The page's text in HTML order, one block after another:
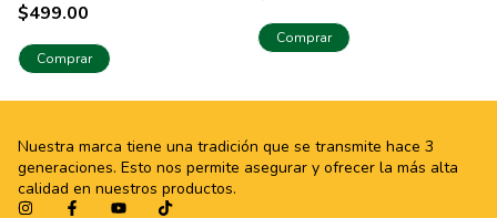
$499.00
Comprar
Nuestra marca tiene una tradición que se transmite hace 3
generaciones. Esto nos permite asegurar y ofrecer la más alta
calidad en nuestros productos.